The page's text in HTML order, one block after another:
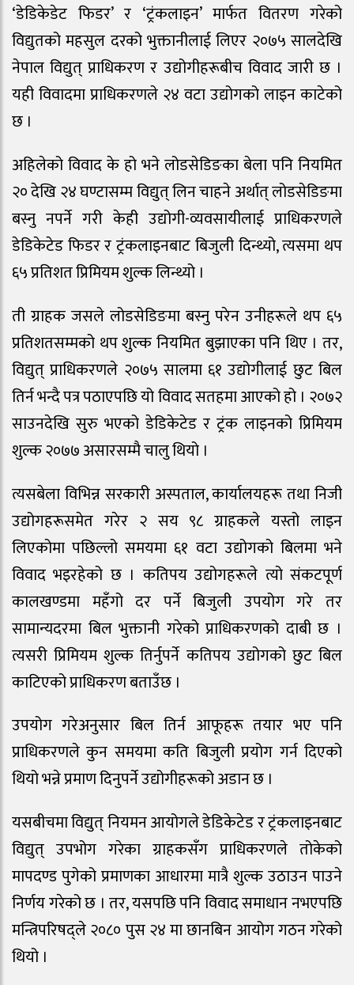
‘डेडिकेडेट फिडर’ र ‘ट्रंकलाइन’ मार्फत वितरण गरेको
विद्युतको महसुल दरको भुक्तानीलाई लिएर २०७५ सालदेखि
नेपाल विद्युत् प्राधिकरण र उद्योगीहरूबीच विवाद जारी छ ।
यही विवादमा प्राधिकरणले २४ वटा उद्योगको लाइन काटेको
छ ।
अहिलेको विवाद के हो भने लोडसेडिङका बेला पनि नियमित
२० देखि २४ घण्टासम्म विद्युत् लिन चाहने अर्थात् लोडसेडिङमा
बस्नु नपर्ने गरी केही उद्योगी-व्यवसायीलाई प्राधिकरणले
डेडिकेटेड फिडर र ट्रंकलाइनबाट बिजुली दिन्थ्यो, त्यसमा थप
६५ प्रतिशत प्रिमियम शुल्क लिन्थ्यो ।
ती ग्राहक जसले लोडसेडिङमा बस्नु परेन उनीहरूले थप ६५
प्रतिशतसम्मको थप शुल्क नियमित बुझाएका पनि थिए । तर,
विद्युत् प्राधिकरणले २०७५ सालमा ६१ उद्योगीलाई छुट बिल
तिर्न भन्दै पत्र पठाएपछि यो विवाद सतहमा आएको हो । २०७२
साउनदेखि सुरु भएको डेडिकेटेड र ट्रंक लाइनको प्रिमियम
शुल्क २०७७ असारसम्मै चालु थियो ।
त्यसबेला विभिन्न सरकारी अस्पताल, कार्यालयहरू तथा निजी
उद्योगहरूसमेत गरेर २ सय ९८ ग्राहकले यस्तो लाइन
लिएकोमा पछिल्लो समयमा ६१ वटा उद्योगको बिलमा भने
विवाद भइरहेको छ । कतिपय उद्योगहरूले त्यो संकटपूर्ण
कालखण्डमा महँगो दर पर्ने बिजुली उपयोग गरे तर
सामान्यदरमा बिल भुक्तानी गरेको प्राधिकरणको दाबी छ ।
त्यसरी प्रिमियम शुल्क तिर्नुपर्ने कतिपय उद्योगको छुट बिल
काटिएको प्राधिकरण बताउँछ ।
उपयोग गरेअनुसार बिल तिर्न आफूहरू तयार भए पनि
प्राधिकरणले कुन समयमा कति बिजुली प्रयोग गर्न दिएको
थियो भन्ने प्रमाण दिनुपर्ने उद्योगीहरूको अडान छ ।
यसबीचमा विद्युत् नियमन आयोगले डेडिकेटेड र ट्रंकलाइनबाट
विद्युत् उपभोग गरेका ग्राहकसँग प्राधिकरणले तोकेको
मापदण्ड पुगेको प्रमाणका आधारमा मात्रै शुल्क उठाउन पाउने
निर्णय गरेको छ । तर, यसपछि पनि विवाद समाधान नभएपछि
मन्त्रिपरिषद्ले २०८० पुस २४ मा छानबिन आयोग गठन गरेको
थियो ।